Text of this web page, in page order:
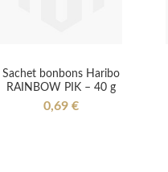
Sachet bonbons Haribo
RAINBOW PIK – 40 g
0,69 €